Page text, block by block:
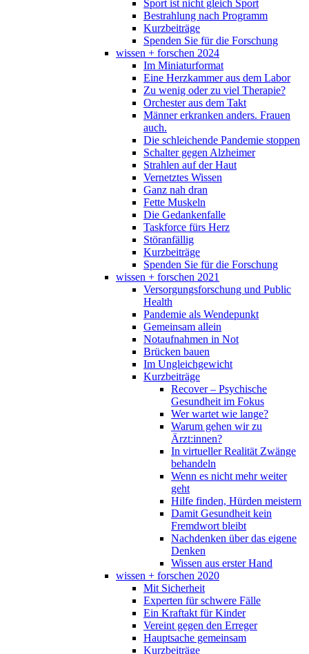
Sport ist nicht gleich Sport
Bestrahlung nach Programm
Kurzbeiträge
Spenden Sie für die Forschung
wissen + forschen 2024
Im Miniaturformat
Eine Herzkammer aus dem Labor
Zu wenig oder zu viel Therapie?
Orchester aus dem Takt
Männer erkranken anders. Frauen
auch.
Die schleichende Pandemie stoppen
Schalter gegen Alzheimer
Strahlen auf der Haut
Vernetztes Wissen
Ganz nah dran
Fette Muskeln
Die Gedankenfalle
Taskforce fürs Herz
Störanfällig
Kurzbeiträge
Spenden Sie für die Forschung
wissen + forschen 2021
Versorgungsforschung und Public
Health
Pandemie als Wendepunkt
Gemeinsam allein
Notaufnahmen in Not
Brücken bauen
Im Ungleichgewicht
Kurzbeiträge
Recover – Psychische
Gesundheit im Fokus
Wer wartet wie lange?
Warum gehen wir zu
Ärzt:innen?
In virtueller Realität Zwänge
behandeln
Wenn es nicht mehr weiter
geht
Hilfe finden, Hürden meistern
Damit Gesundheit kein
Fremdwort bleibt
Nachdenken über das eigene
Denken
Wissen aus erster Hand
wissen + forschen 2020
Mit Sicherheit
Experten für schwere Fälle
Ein Kraftakt für Kinder
Vereint gegen den Erreger
Hauptsache gemeinsam
Kurzbeiträge